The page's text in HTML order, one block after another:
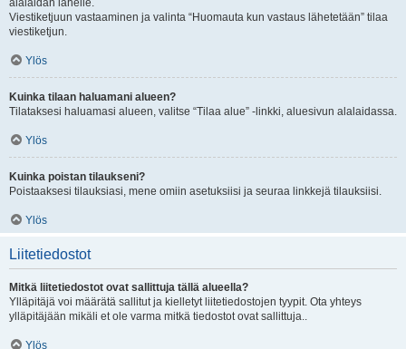
alalaidan lähelle.
Viestiketjuun vastaaminen ja valinta “Huomauta kun vastaus lähetetään” tilaa
viestiketjun.
Ylös
Kuinka tilaan haluamani alueen?
Tilataksesi haluamasi alueen, valitse “Tilaa alue” -linkki, aluesivun alalaidassa.
Ylös
Kuinka poistan tilaukseni?
Poistaaksesi tilauksiasi, mene omiin asetuksiisi ja seuraa linkkejä tilauksiisi.
Ylös
Liitetiedostot
Mitkä liitetiedostot ovat sallittuja tällä alueella?
Ylläpitäjä voi määrätä sallitut ja kielletyt liitetiedostojen tyypit. Ota yhteys
ylläpitäjään mikäli et ole varma mitkä tiedostot ovat sallittuja..
Ylös